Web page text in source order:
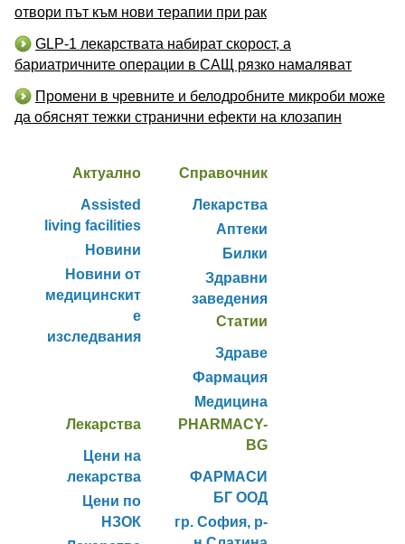
отвори път към нови терапии при рак
GLP-1 лекарствата набират скорост, а
бариатричните операции в САЩ рязко намаляват
Промени в чревните и белодробните микроби може
да обяснят тежки странични ефекти на клозапин
Актуално
Assisted
living facilities
Новини
Новини от
медицинскит
е
изследвания
Справочник
Лекарства
Аптеки
Билки
Здравни
заведения
Статии
Здраве
Фармация
Медицина
Лекарства
Цени на
лекарства
Цени по
НЗОК
PHARMACY-
BG
ФАРМАСИ
БГ ООД
гр. София, р-